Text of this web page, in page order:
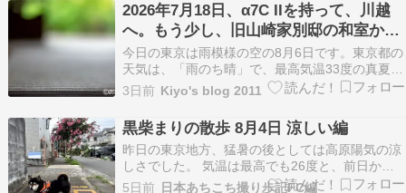
2026年7月18日、α7C IIを持って、川越
へ。もう少し、旧山崎家別邸の和室か
ら。その１６
今日の東京は雨模様の空の8月6日です。東京都の
天気は、「雨のち晴」で、最高気温33度の真夏
日、最低気温23度となっています。今日も、大手
町に出勤です。熊本の地震の被害の大きさに驚く
ばかりです。被災された皆さんを心配していま
す。みなさまのご無事を祈っております。Adobe
から、P…
3日前 Kiyo's blog 2011
黒柴まりの散歩 8月4日 涼しい編
昨日の東京地方、猛暑の後としては高原陽気の涼
しさでした。 気温は最高でも26度と、前日から
10度も低く朝寝坊する有様です(^_^;) やはり気温
5日前 日本あちこち撮り歩記FC編